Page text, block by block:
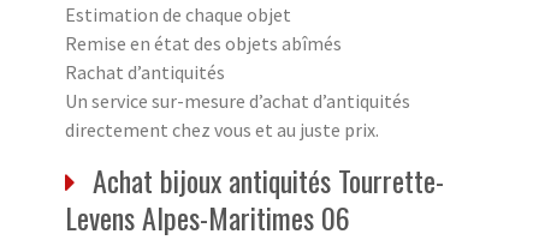
Estimation de chaque objet
Remise en état des objets abîmés
Rachat d’antiquités
Un service sur-mesure d’achat d’antiquités
directement chez vous et au juste prix.
Achat bijoux antiquités Tourrette-
Levens Alpes-Maritimes 06